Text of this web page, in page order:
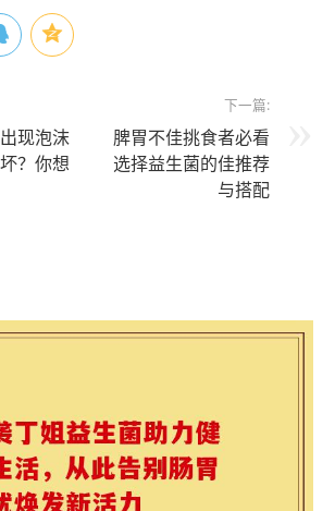
现泡沫
？你想
下一篇:
脾胃不佳挑食者必看
选择益生菌的佳推荐
与搭配